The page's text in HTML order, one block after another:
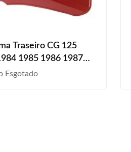
Traseiro CG 125
1985 1986 1987
Vermelho Liso
Esgotado